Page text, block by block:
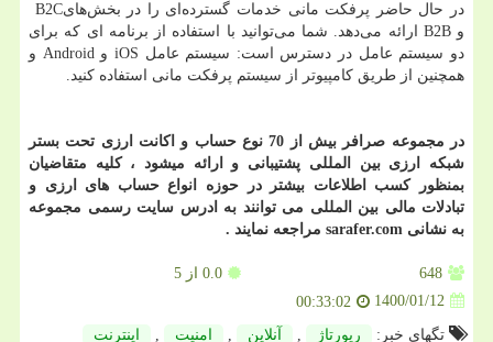
در حال حاضر پرفکت مانی خدمات گسترده‌ای را در بخش‌هایB2C
و B2B
ارائه می‌دهد. شما می‌توانید با استفاده از برنامه ای که برای
دو سیستم عامل در دسترس است: سیستم عامل iOS و Android و
همچنین از طریق کامپیوتر از سیستم پرفکت مانی استفاده کنید.
در مجموعه صرافر بیش از 70 نوع حساب و اکانت ارزی تحت بستر
شبکه ارزی بین المللی پشتیبانی و ارائه میشود ، کلیه متقاضیان
بمنظور کسب اطلاعات بیشتر در حوزه انواع حساب های ارزی و
تبادلات مالی بین المللی می توانند به ادرس سایت رسمی مجموعه
به نشانی sarafer.com مراجعه نمایند .
648
0.0 از 5
1400/01/12
00:33:02
تگهای خبر:
رپورتاژ , آنلاین , امنیت , اینترنت